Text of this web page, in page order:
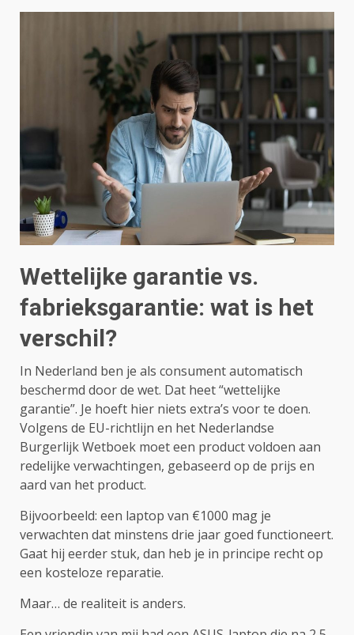
Wettelijke garantie vs.
fabrieksgarantie: wat is het
verschil?
In Nederland ben je als consument automatisch
beschermd door de wet. Dat heet “wettelijke
garantie”. Je hoeft hier niets extra’s voor te doen.
Volgens de EU-richtlijn en het Nederlandse
Burgerlijk Wetboek moet een product voldoen aan
redelijke verwachtingen, gebaseerd op de prijs en
aard van het product.
Bijvoorbeeld: een laptop van €1000 mag je
verwachten dat minstens drie jaar goed functioneert.
Gaat hij eerder stuk, dan heb je in principe recht op
een kosteloze reparatie.
Maar… de realiteit is anders.